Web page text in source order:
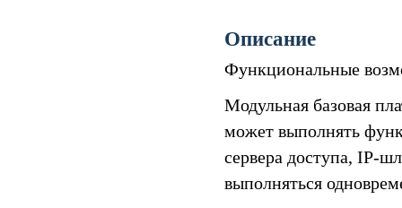
Описание
Функциональные
Модульная базовая
может выполнять
сервера доступа, IP-
выполняться